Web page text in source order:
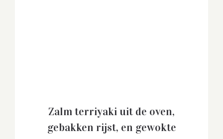
Zalm terriyaki uit de oven,
gebakken rijst, en gewokte